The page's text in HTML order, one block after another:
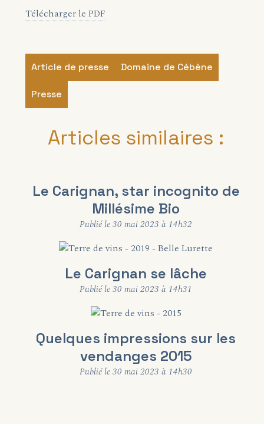
Télécharger le PDF
Article de presse Domaine de Cébène
Presse
Articles similaires :
Le Carignan, star incognito de
Millésime Bio
Publié le 30 mai 2023 à 14h32
Le Carignan se lâche
Publié le 30 mai 2023 à 14h31
Quelques impressions sur les
vendanges 2015
Publié le 30 mai 2023 à 14h30